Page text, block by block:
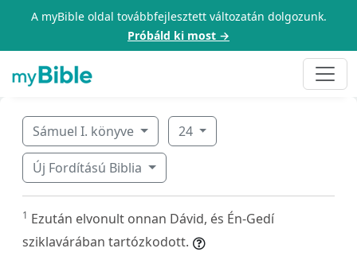
A myBible oldal továbbfejlesztett változatán dolgozunk.
Próbáld ki most →
Sámuel I. könyve 24
Új Fordítású Biblia
1 Ezután elvonult onnan Dávid, és Én-Gedí
sziklavárában tartózkodott.